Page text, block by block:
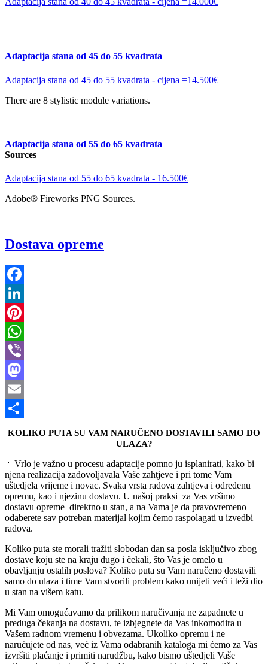
Adaptacija stana od 45 do 55 kvadrata
Adaptacija stana od 45 do 55 kvadrata - cijena =14.500€
There are 8 stylistic module variations.
Adaptacija stana od 55 do 65 kvadrata
Sources
Adaptacija stana od 55 do 65 kvadrata - 16.500€
Adobe® Fireworks PNG Sources.
Dostava opreme
Facebook
LinkedIn
Pinterest
WhatsApp
Viber
Mastodon
Email
KOLIKO PUTA SU VAM NARUČENO DOSTAVILI SAMO DO
ULAZA?
Vrlo je važno u procesu adaptacije pomno ju isplanirati, kako bi
njena realizacija zadovoljavala Vaše zahtjeve i pri tome Vam
uštedjela vrijeme i novac. Svaka vrsta radova zahtjeva i određenu
opremu, kao i njezinu dostavu. U našoj praksi za Vas vršimo
dostavu opreme direktno u stan, a na Vama je da pravovremeno
odaberete sav potreban materijal kojim ćemo raspolagati u izvedbi
radova.
Koliko puta ste morali tražiti slobodan dan sa posla isključivo zbog
dostave koju ste na kraju dugo i čekali, što Vas je omelo u
obavljanju ostalih poslova? Koliko puta su Vam naručeno dostavili
samo do ulaza i time Vam stvorili problem kako unijeti veći i teži dio
u stan na višem katu.
Mi Vam omogućavamo da prilikom naručivanja ne zapadnete u
preduga čekanja na dostavu, te izbjegnete da Vas inkomodira u
Vašem radnom vremenu i obvezama. Ukoliko opremu i ne
naručujete od nas, već iz Vama odabranih kataloga mi ćemo za Vas
izvršiti plaćanje i primiti narudžbu, kako bismo uštedjeli Vaše